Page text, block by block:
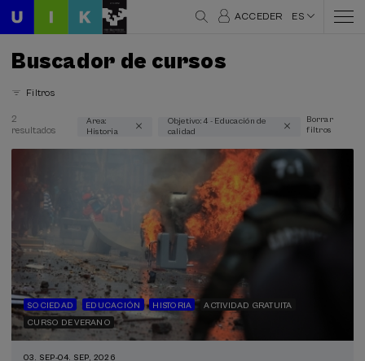
ACCEDER ES
Buscador de cursos
Filtros
Áreas temáticas
Modalidad
Presencial (2)
Online en directo (2)
Tipo de actividad
Actividad gratuita (1)
Curso de verano (2)
2
resultados
Area:
Historia
Objetivo: 4 - Educación de
calidad
Borrar
filtros
SOCIEDAD EDUCACIÓN HISTORIA
ACTIVIDAD GRATUITA
CURSO DE VERANO
03. SEP-04. SEP, 2026